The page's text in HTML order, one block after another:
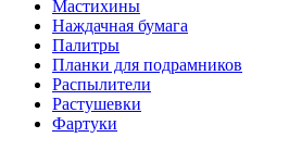
Мастихины
Наждачная бумага
Палитры
Планки для подрамников
Распылители
Растушевки
Фартуки